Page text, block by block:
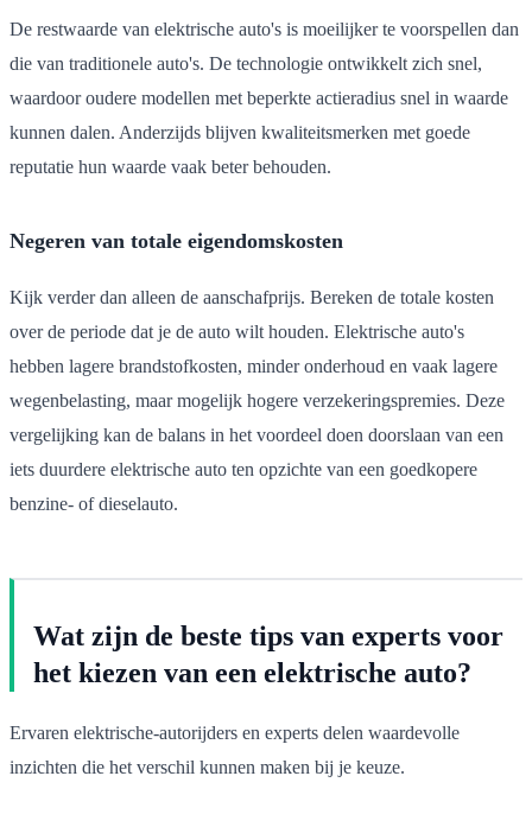
De restwaarde van elektrische auto's is moeilijker te voorspellen dan
die van traditionele auto's. De technologie ontwikkelt zich snel,
waardoor oudere modellen met beperkte actieradius snel in waarde
kunnen dalen. Anderzijds blijven kwaliteitsmerken met goede
reputatie hun waarde vaak beter behouden.
Negeren van totale eigendomskosten
Kijk verder dan alleen de aanschafprijs. Bereken de totale kosten
over de periode dat je de auto wilt houden. Elektrische auto's
hebben lagere brandstofkosten, minder onderhoud en vaak lagere
wegenbelasting, maar mogelijk hogere verzekeringspremies. Deze
vergelijking kan de balans in het voordeel doen doorslaan van een
iets duurdere elektrische auto ten opzichte van een goedkopere
benzine- of dieselauto.
Wat zijn de beste tips van experts voor
het kiezen van een elektrische auto?
Ervaren elektrische-autorijders en experts delen waardevolle
inzichten die het verschil kunnen maken bij je keuze.